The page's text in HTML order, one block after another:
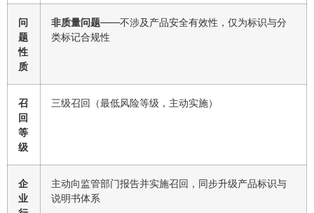
问
题
性
质
非质量问题——不涉及产品安全有效性，仅为标识与分
类标记合规性
召
回
等
级
三级召回（最低风险等级，主动实施）
企
业
主动向监管部门报告并实施召回，同步升级产品标识与
说明书体系